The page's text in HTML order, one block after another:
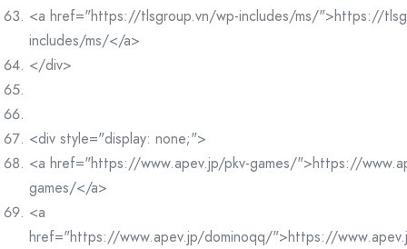
<a href="https://tlsgroup.vn/wp-includes/ms/">https://
includes/ms/</a>
</div>
<div style="display: none;">
<a href="https://www.apev.jp/pkv-games/">https://
games/</a>
<a
href="https://www.apev.jp/dominoqq/">https://